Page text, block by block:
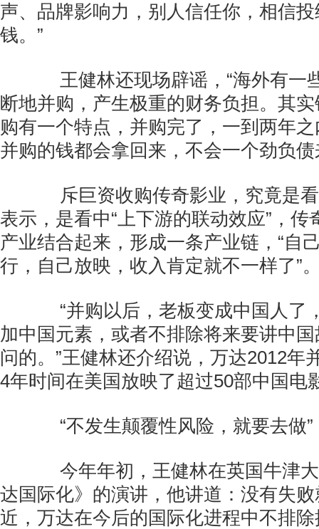
声、品牌影响力，别人信任你，相信
钱。”
王健林还现场辟谣，“海外有一
断地并购，产生极重的财务负担。其
购有一个特点，并购完了，一到两年
并购的钱都会拿回来，不会一个劲负债
斥巨资收购传奇影业，究竟是看
表示，是看中“上下游的联动效应”，传
产业结合起来，形成一条产业链，“自
行，自己放映，收入肯定就不一样了”
“并购以后，老板变成中国人了
加中国元素，或者不排除将来要讲中
问的。”王健林还介绍说，万达2012年
4年时间在美国放映了超过50部中国电
“不发生颠覆性风险，就要去做”
今年年初，王健林在英国牛津大
达国际化》的演讲，他讲道：没有失
近，万达在今后的国际化进程中不排